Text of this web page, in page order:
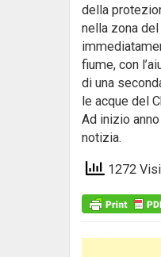
della
nella zona
fiume, con
di una
le acque del
Ad inizio
notizia.
1272